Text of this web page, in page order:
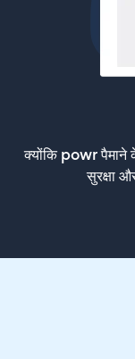
क्योंकि powr पैमाने
सुरक्षा